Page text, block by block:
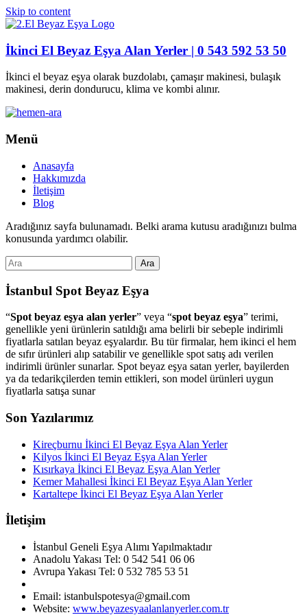
Skip to content
İkinci El Beyaz Eşya Alan Yerler | 0 543 592 53 50
İkinci el beyaz eşya olarak buzdolabı, çamaşır makinesi, bulaşık
makinesi, derin dondurucu, klima ve kombi alınır.
Menü
Anasayfa
Hakkımızda
İletişim
Blog
Aradığınız sayfa bulunamadı. Belki arama kutusu aradığınızı bulma
konusunda yardımcı olabilir.
İstanbul Spot Beyaz Eşya
“Spot beyaz eşya alan yerler” veya “spot beyaz eşya” terimi,
genellikle yeni ürünlerin satıldığı ama belirli bir sebeple indirimli
fiyatlarla satılan beyaz eşyalardır. Bu tür firmalar, hem ikinci el hem
de sıfır ürünleri alıp satabilir ve genellikle spot satış adı verilen
indirimli ürünler sunarlar. Spot beyaz eşya satan yerler, bayilerden
ya da tedarikçilerden temin ettikleri, son model ürünleri uygun
fiyatlarla satışa sunar
Son Yazılarımız
Kireçburnu İkinci El Beyaz Eşya Alan Yerler
Kilyos İkinci El Beyaz Eşya Alan Yerler
Kısırkaya İkinci El Beyaz Eşya Alan Yerler
Kemer Mahallesi İkinci El Beyaz Eşya Alan Yerler
Kartaltepe İkinci El Beyaz Eşya Alan Yerler
İletişim
İstanbul Geneli Eşya Alımı Yapılmaktadır
Anadolu Yakası Tel: 0 542 541 06 06
Avrupa Yakası Tel: 0 532 785 53 51
Email: istanbulspotesya@gmail.com
Website: www.beyazesyaalanlanyerler.com.tr